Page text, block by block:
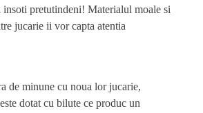
pretutindeni! Materialul moale si
jucarie ii vor capta atentia
de minune cu noua lor jucarie,
dotat cu bilute ce produc un